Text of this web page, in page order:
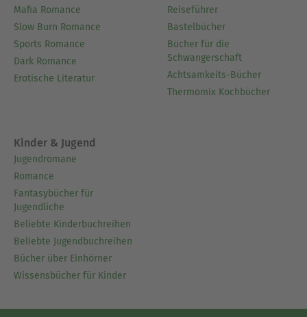
Mafia Romance
Slow Burn Romance
Sports Romance
Dark Romance
Erotische Literatur
Reiseführer
Bastelbücher
Bücher für die
Schwangerschaft
Achtsamkeits-Bücher
Thermomix Kochbücher
Kinder & Jugend
Jugendromane
Romance
Fantasybücher für
Jugendliche
Beliebte Kinderbuchreihen
Beliebte Jugendbuchreihen
Bücher über Einhörner
Wissensbücher für Kinder